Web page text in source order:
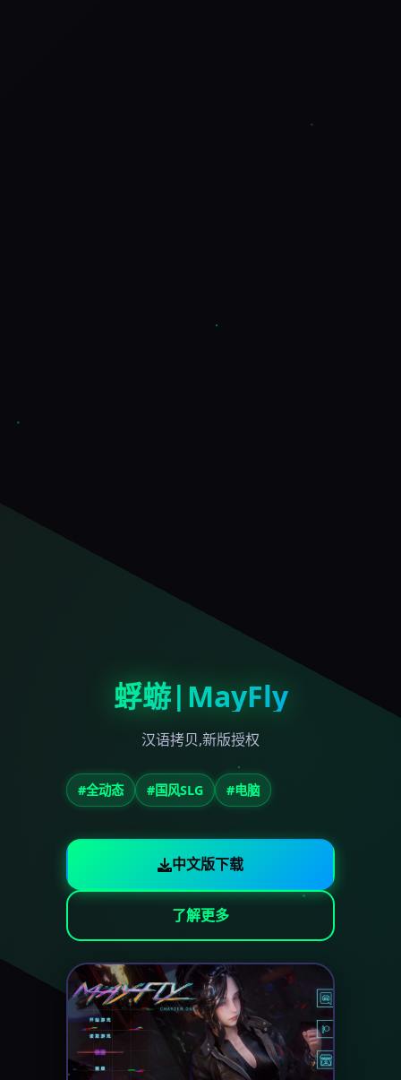
蜉蝣|MayFly
汉语拷贝,新版授权
#全动态 #国风SLG #电脑
中文版下载
了解更多